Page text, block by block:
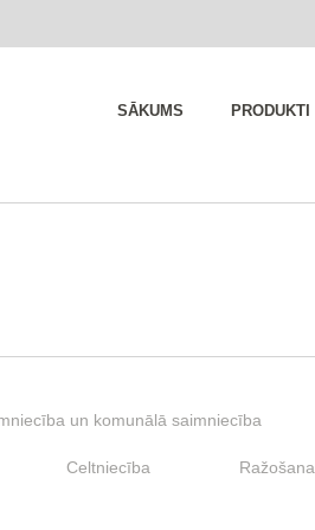
SĀKUMS PRODUKTI
un komunālā saimniecība
Celtniecība Ražošana